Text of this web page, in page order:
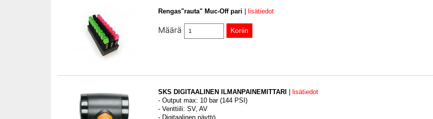
Rengas"rauta" Muc-Off pari lisätiedot
Määrä
SKS DIGITAALINEN ILMANPAINEMITTARI
lisätiedot
- Output max: 10 bar (144 PSI)
- Venttiili: SV, AV
- Digitaalinen näyttö